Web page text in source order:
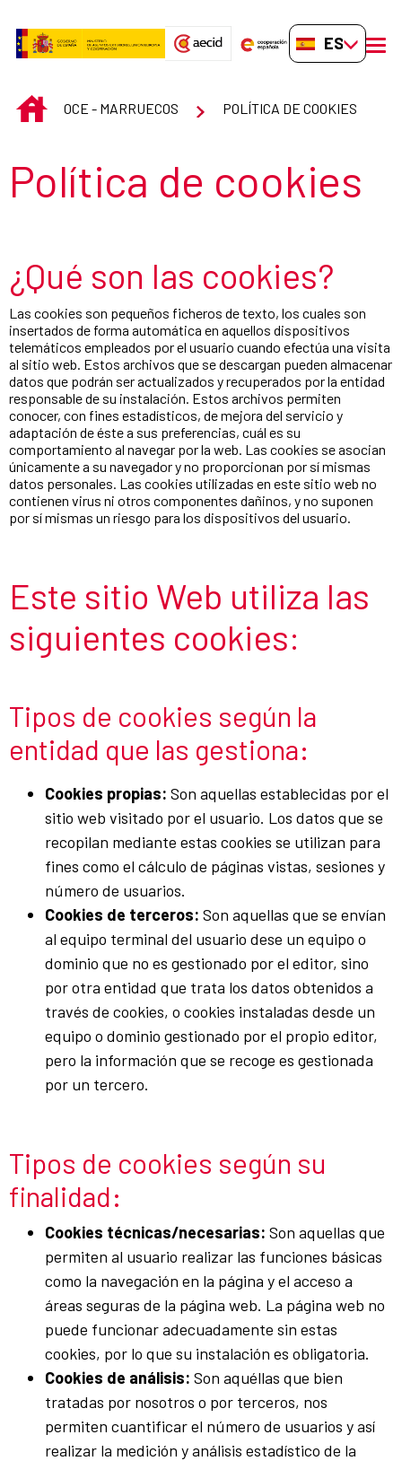
ES-ES
INICIOOCE - MARRUECOS POLÍTICA DE COOKIES
Título de la sección
Política de cookies
¿Qué son las cookies?
Las cookies son pequeños ficheros de texto, los cuales son
insertados de forma automática en aquellos dispositivos
telemáticos empleados por el usuario cuando efectúa una visita
al sitio web. Estos archivos que se descargan pueden almacenar
datos que podrán ser actualizados y recuperados por la entidad
responsable de su instalación. Estos archivos permiten
conocer, con fines estadísticos, de mejora del servicio y
adaptación de éste a sus preferencias, cuál es su
comportamiento al navegar por la web. Las cookies se asocian
únicamente a su navegador y no proporcionan por sí mismas
datos personales. Las cookies utilizadas en este sitio web no
contienen virus ni otros componentes dañinos, y no suponen
por sí mismas un riesgo para los dispositivos del usuario.
Este sitio Web utiliza las
siguientes cookies:
Tipos de cookies según la
entidad que las gestiona:
Cookies propias: Son aquellas establecidas por el
sitio web visitado por el usuario. Los datos que se
recopilan mediante estas cookies se utilizan para
fines como el cálculo de páginas vistas, sesiones y
número de usuarios.
Cookies de terceros: Son aquellas que se envían
al equipo terminal del usuario dese un equipo o
dominio que no es gestionado por el editor, sino
por otra entidad que trata los datos obtenidos a
través de cookies, o cookies instaladas desde un
equipo o dominio gestionado por el propio editor,
pero la información que se recoge es gestionada
por un tercero.
Tipos de cookies según su
finalidad:
Cookies técnicas/necesarias: Son aquellas que
permiten al usuario realizar las funciones básicas
como la navegación en la página y el acceso a
áreas seguras de la página web. La página web no
puede funcionar adecuadamente sin estas
cookies, por lo que su instalación es obligatoria.
Cookies de análisis: Son aquéllas que bien
tratadas por nosotros o por terceros, nos
permiten cuantificar el número de usuarios y así
realizar la medición y análisis estadístico de la